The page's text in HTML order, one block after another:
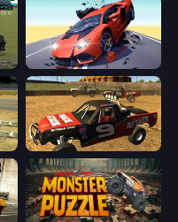
Hyper Cars Ramp Crash
Clashed Metal Drifting Wars Offroad Dirt Racing 3D